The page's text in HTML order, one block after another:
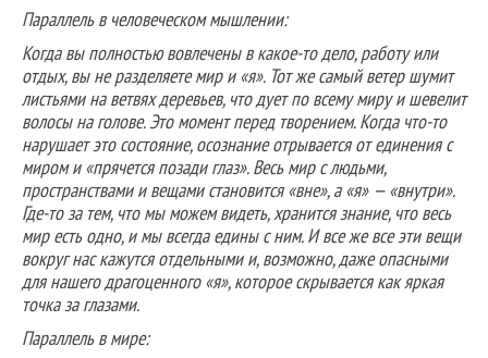
Параллель в человеческом мышлении:
Когда вы полностью вовлечены в какое-то дело, работу или
отдых, вы не разделяете мир и «я». Тот же самый ветер шумит
листьями на ветвях деревьев, что дует по всему миру и шевелит
волосы на голове. Это момент перед творением. Когда что-то
нарушает это состояние, осознание отрывается от единения с
миром и «прячется позади глаз». Весь мир с людьми,
пространствами и вещами становится «вне», а «я» — «внутри».
Где-то за тем, что мы можем видеть, хранится знание, что весь
мир есть одно, и мы всегда едины с ним. И все же все эти вещи
вокруг нас кажутся отдельными и, возможно, даже опасными
для нашего драгоценного «я», которое скрывается как яркая
точка за глазами.
Параллель в мире: